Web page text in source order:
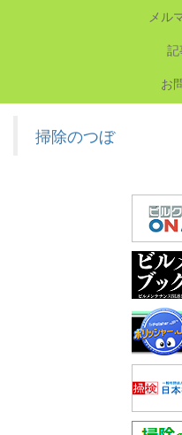
メル
記
お
掃除のつぼ